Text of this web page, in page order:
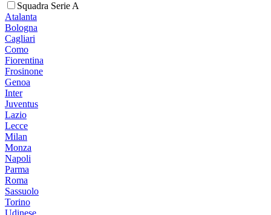
Squadra Serie A
Atalanta
Bologna
Cagliari
Como
Fiorentina
Frosinone
Genoa
Inter
Juventus
Lazio
Lecce
Milan
Monza
Napoli
Parma
Roma
Sassuolo
Torino